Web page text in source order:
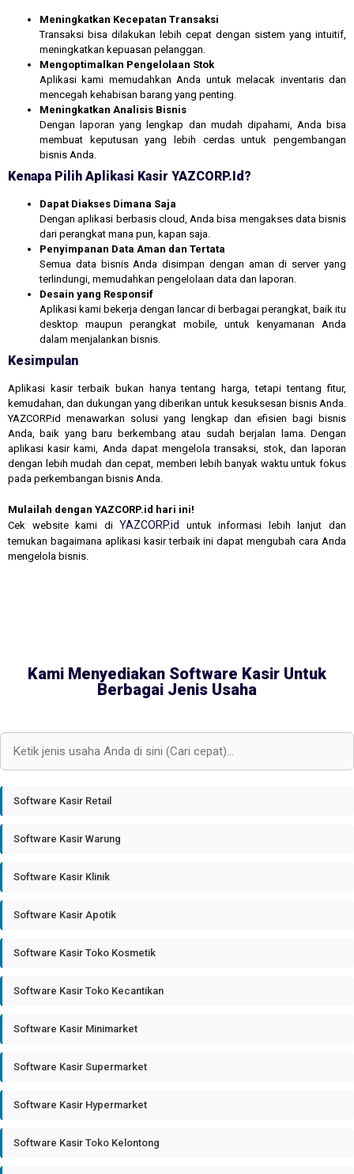
Meningkatkan Kecepatan Transaksi
Transaksi bisa dilakukan lebih cepat dengan sistem yang intuitif,
meningkatkan kepuasan pelanggan.
Mengoptimalkan Pengelolaan Stok
Aplikasi kami memudahkan Anda untuk melacak inventaris dan
mencegah kehabisan barang yang penting.
Meningkatkan Analisis Bisnis
Dengan laporan yang lengkap dan mudah dipahami, Anda bisa
membuat keputusan yang lebih cerdas untuk pengembangan
bisnis Anda.
Kenapa Pilih Aplikasi Kasir YAZCORP.id?
Dapat Diakses Dimana Saja
Dengan aplikasi berbasis cloud, Anda bisa mengakses data bisnis
dari perangkat mana pun, kapan saja.
Penyimpanan Data Aman dan Tertata
Semua data bisnis Anda disimpan dengan aman di server yang
terlindungi, memudahkan pengelolaan data dan laporan.
Desain yang Responsif
Aplikasi kami bekerja dengan lancar di berbagai perangkat, baik itu
desktop maupun perangkat mobile, untuk kenyamanan Anda
dalam menjalankan bisnis.
Kesimpulan
Aplikasi kasir terbaik bukan hanya tentang harga, tetapi tentang fitur,
kemudahan, dan dukungan yang diberikan untuk kesuksesan bisnis Anda.
YAZCORP.id menawarkan solusi yang lengkap dan efisien bagi bisnis
Anda, baik yang baru berkembang atau sudah berjalan lama. Dengan
aplikasi kasir kami, Anda dapat mengelola transaksi, stok, dan laporan
dengan lebih mudah dan cepat, memberi lebih banyak waktu untuk fokus
pada perkembangan bisnis Anda.
Mulailah dengan YAZCORP.id hari ini!
Cek website kami di YAZCORP.id
untuk informasi lebih lanjut dan
temukan bagaimana aplikasi kasir terbaik ini dapat mengubah cara Anda
mengelola bisnis.
Kami Menyediakan Software Kasir Untuk
Berbagai Jenis Usaha
Software Kasir Retail
Software Kasir Warung
Software Kasir Klinik
Software Kasir Apotik
Software Kasir Toko Kosmetik
Software Kasir Toko Kecantikan
Software Kasir Minimarket
Software Kasir Supermarket
Software Kasir Hypermarket
Software Kasir Toko Kelontong